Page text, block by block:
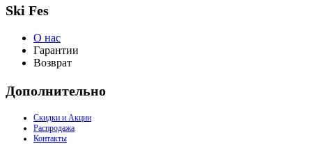
Ski Fes
О нас
Гарантии
Возврат
Дополнительно
Скидки и Акции
Распродажа
Контакты